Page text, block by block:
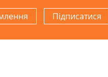
Підписатися